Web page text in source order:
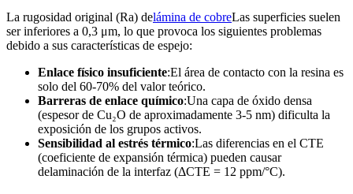
La rugosidad original (Ra) delámina de cobreLas superficies suelen
ser inferiores a 0,3 μm, lo que provoca los siguientes problemas
debido a sus características de espejo:
Enlace físico insuficiente:El área de contacto con la resina es
solo del 60-70% del valor teórico.
Barreras de enlace químico:Una capa de óxido densa
(espesor de Cu₂O de aproximadamente 3-5 nm) dificulta la
exposición de los grupos activos.
Sensibilidad al estrés térmico:Las diferencias en el CTE
(coeficiente de expansión térmica) pueden causar
delaminación de la interfaz (ΔCTE = 12 ppm/°C).